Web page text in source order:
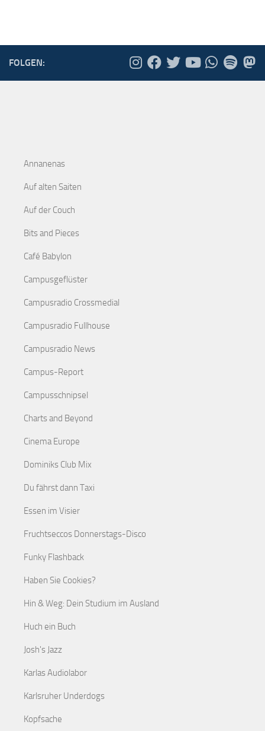
FOLGEN:
Annanenas
Auf alten Saiten
Auf der Couch
Bits and Pieces
Café Babylon
Campusgeflüster
Campusradio Crossmedial
Campusradio Fullhouse
Campusradio News
Campus-Report
Campusschnipsel
Charts and Beyond
Cinema Europe
Dominiks Club Mix
Du fährst dann Taxi
Essen im Visier
Fruchtseccos Donnerstags-Disco
Funky Flashback
Haben Sie Cookies?
Hin & Weg: Dein Studium im Ausland
Huch ein Buch
Josh's Jazz
Karlas Audiolabor
Karlsruher Underdogs
Kopfsache